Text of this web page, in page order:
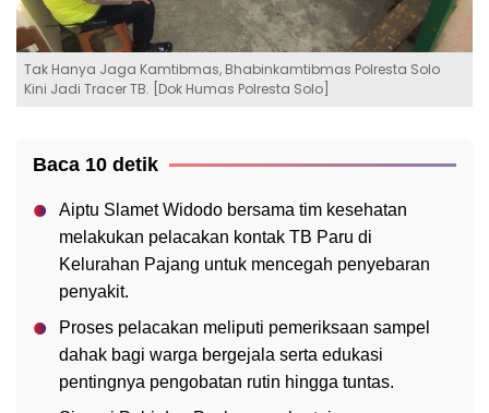
Tak Hanya Jaga Kamtibmas, Bhabinkamtibmas Polresta Solo
Kini Jadi Tracer TB. [Dok Humas Polresta Solo]
Baca 10 detik
Aiptu Slamet Widodo bersama tim kesehatan
melakukan pelacakan kontak TB Paru di
Kelurahan Pajang untuk mencegah penyebaran
penyakit.
Proses pelacakan meliputi pemeriksaan sampel
dahak bagi warga bergejala serta edukasi
pentingnya pengobatan rutin hingga tuntas.